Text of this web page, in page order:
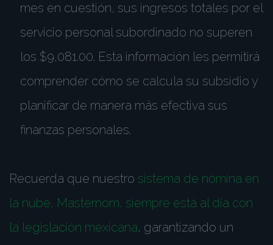
mes en cuestión, sus ingresos totales por el
servicio personal subordinado no superen
los $9,081.00. Esta información les permitirá
comprender cómo se calcula su subsidio y
planificar de manera más efectiva sus
finanzas personales.
Recuerda que nuestro sistema de nómina en
la nube, Masternom, siempre está al día con
la legislación mexicana, garantizando un